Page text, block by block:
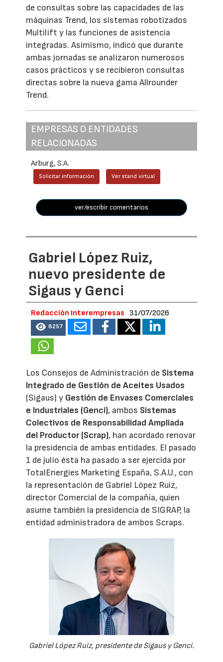
de consultas sobre las capacidades de las
máquinas Trend, los sistemas robotizados
Multilift y las funciones de asistencia
integradas. Asimismo, indicó que durante
ambas jornadas se analizaron numerosos
casos prácticos y se recibieron consultas
directas sobre la nueva gama Allrounder
Trend.
EMPRESAS O ENTIDADES
RELACIONADAS
Arburg, S.A.
Solicitar información Ver stand virtual
ver/escribir comentarios
Gabriel López Ruiz,
nuevo presidente de
Sigaus y Genci
Redacción Interempresas 31/07/2026
8257
Los Consejos de Administración de Sistema
Integrado de Gestión de Aceites Usados
(Sigaus) y Gestión de Envases Comerciales
e Industriales (Genci), ambos Sistemas
Colectivos de Responsabilidad Ampliada
del Productor (Scrap), han acordado renovar
la presidencia de ambas entidades. El pasado
1 de julio ésta ha pasado a ser ejercida por
TotalEnergies Marketing España, S.A.U., con
la representación de Gabriel López Ruiz,
director Comercial de la compañía, quien
asume también la presidencia de SIGRAP, la
entidad administradora de ambos Scraps.
Gabriel López Ruiz, presidente de Sigaus y Genci.